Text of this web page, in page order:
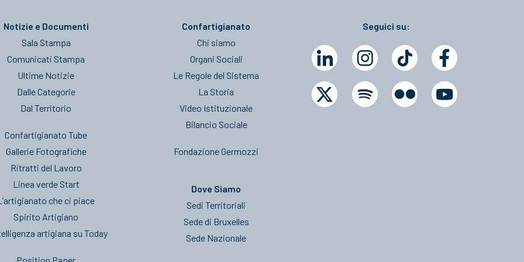
Notizie e Documenti
Sala Stampa
Comunicati Stampa
Ultime Notizie
Dalle Categorie
Dal Territorio
Confartigianato Tube
Gallerie Fotografiche
Ritratti del Lavoro
Linea verde Start
che ci piace
Spirito Artigiano
artigiana su Today
Confartigianato
Chi siamo
Organi Sociali
Le Regole del Sistema
La Storia
Video Istituzionale
Bilancio Sociale
Fondazione Germozzi
Dove Siamo
Sedi Territoriali
Sede di Bruxelles
Sede Nazionale
Seguici su: